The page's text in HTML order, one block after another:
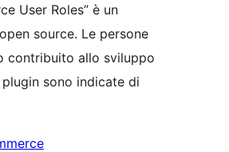
User Roles” è un
source. Le persone
contribuito allo sviluppo
sono indicate di